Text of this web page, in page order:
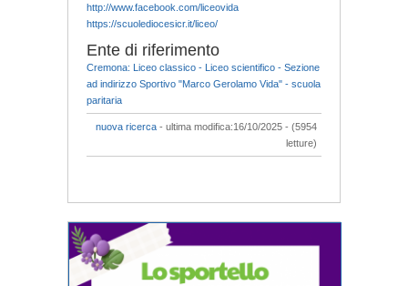
http://www.facebook.com/liceovida
https://scuolediocesicr.it/liceo/
Ente di riferimento
Cremona: Liceo classico - Liceo scientifico - Sezione
ad indirizzo Sportivo "Marco Gerolamo Vida" - scuola
paritaria
nuova ricerca - ultima modifica:16/10/2025 - (5954
letture)